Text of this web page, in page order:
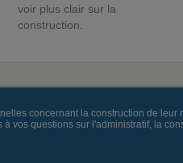
voir plus clair sur la
construction.
concernant la construction de leur
vos questions sur l'administratif, la